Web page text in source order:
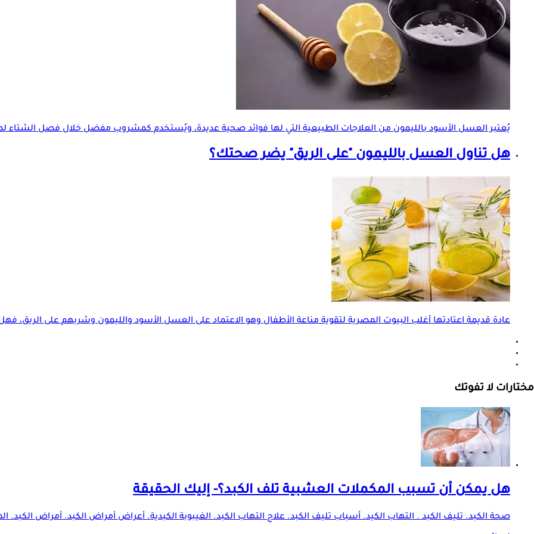
يُعتبرالعسل الأسود بالليمونمن العلاجات الطبيعية التي لها فوائد صحية عديدة، ويُستخدم كمشروب مفضل خلال فصل الشتاء
هل تناول العسل بالليمون "على الريق" يضر صحتك؟
عادة قديمة اعتادتها أغلب البيوت المصرية لتقوية مناعة الأطفال وهو الاعتماد على العسل الأسود والليمون وشربهم على الريق،
مختارات لا تفوتك
هل يمكن أن تسبب المكملات العشبية تلف الكبد؟- إليك الحقيقة
صحة الكبد. تليف الكبد . التهاب الكيد. أسباب تليف الكبد. علاج التهاب الكبد. الغيبوبة الكبدية. أعراض أمراض الكبد. أمراض الكبد.